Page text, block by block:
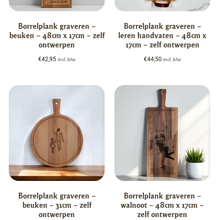
Borrelplank graveren –
beuken – 48cm x 17cm – zelf
ontwerpen
€42,95 incl. btw
Borrelplank graveren –
leren handvaten – 48cm x
17cm – zelf ontwerpen
€44,50 incl. btw
Borrelplank graveren –
beuken – 31cm – zelf
ontwerpen
Borrelplank graveren –
walnoot – 48cm x 17cm –
zelf ontwerpen